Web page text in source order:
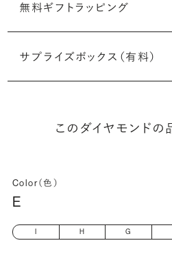
無料ギフトラッピング
サプライズボックス（有料）
このダイヤモンドの
Color（色）
E
H G